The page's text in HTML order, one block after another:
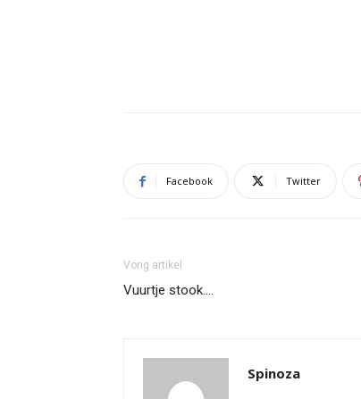
Facebook Twitter
Vorig artikel
Vuurtje stook….
Spinoza